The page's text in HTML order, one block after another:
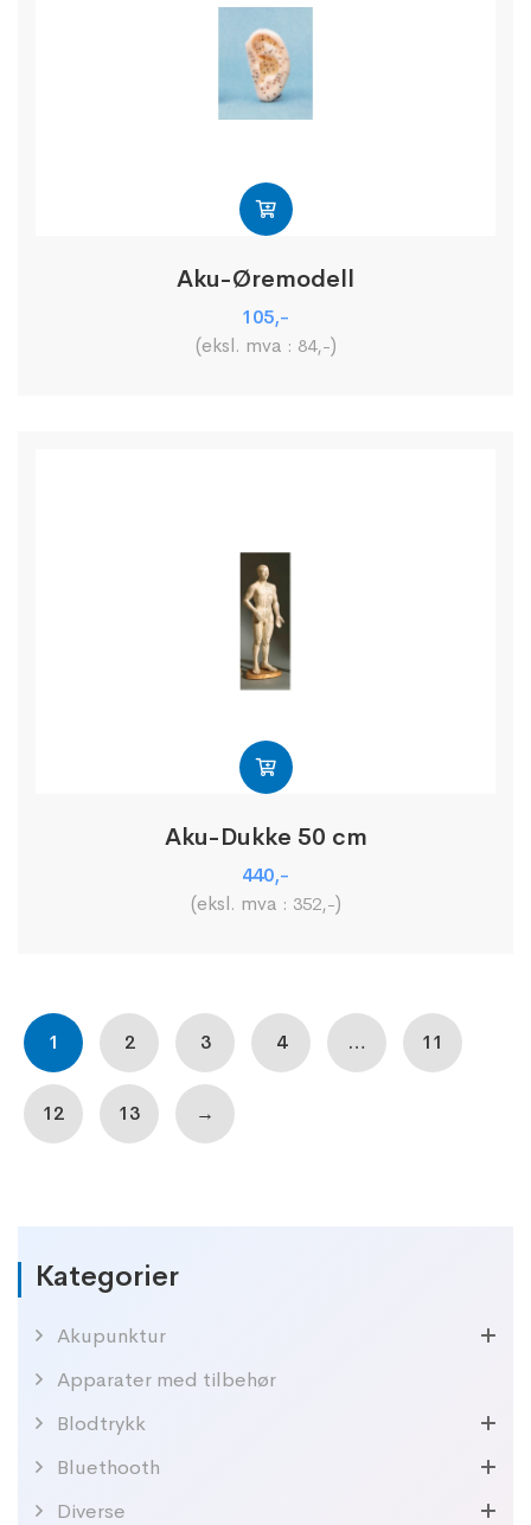
Kategorier
Akupunktur
Apparater med tilbehør
Blodtrykk
Bluethooth
Diverse
Aku-Øremodell
105,-
(eksl. mva : 84,-)
Aku-Dukke 50 cm
440,-
(eksl. mva : 352,-)
1 2 3 4 … 11
12 13 →